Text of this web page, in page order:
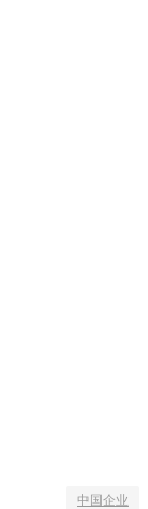
中国企业